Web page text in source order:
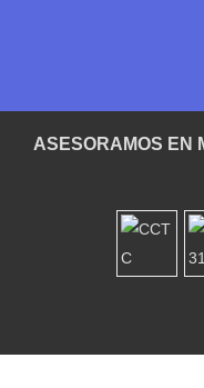
ASESORAMOS EN